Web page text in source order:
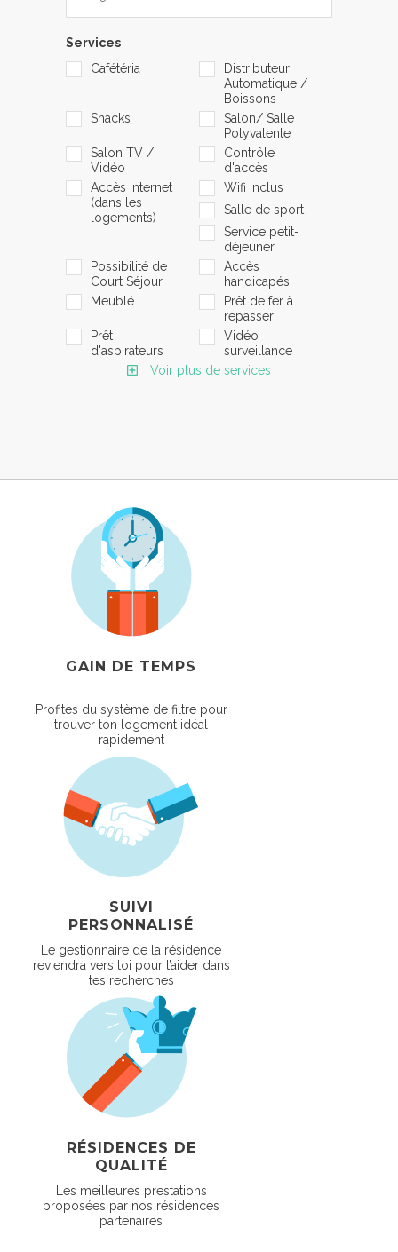
Services
Cafétéria
Distributeur
Automatique /
Boissons
Snacks
Salon/ Salle
Polyvalente
Salon TV /
Vidéo
Contrôle
d'accès
Accès internet
(dans les
logements)
Wifi inclus
Salle de sport
Service petit-
déjeuner
Possibilité de
Court Séjour
Accès
handicapés
Meublé
Prêt de fer à
repasser
Prêt
d'aspirateurs
Vidéo
surveillance
Voir plus de services
GAIN DE TEMPS
Profites du système de filtre pour
trouver ton logement idéal
rapidement
SUIVI
PERSONNALISÉ
Le gestionnaire de la résidence
reviendra vers toi pour t’aider dans
tes recherches
RÉSIDENCES DE
QUALITÉ
Les meilleures prestations
proposées par nos résidences
partenaires